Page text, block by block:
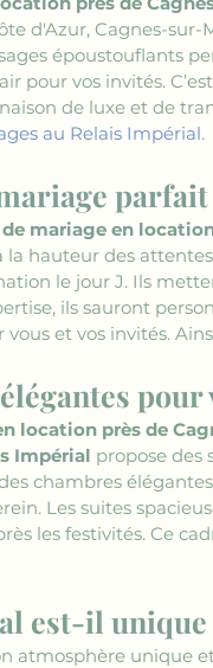
d'Azur, Cagnes-
époustouflants
pour vos invités.
de luxe et de
au Relais Impérial.
parfait
mariage en
la hauteur des
le jour J. Ils
ils sauront
et vos invités.
pour
location près de
Impérial propose des
chambres
Les suites
les festivités. Ce
est-il
atmosphère unique